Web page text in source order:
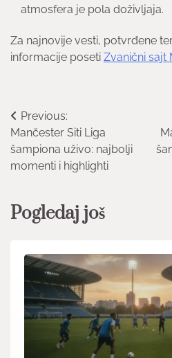
atmosfera je pola doživljaja.
Za najnovije vesti, potvrđene
informacije poseti Zvanični sajt
Post
navigation
Previous:
Mančester Siti Liga
šampiona uživo: najbolji
momenti i highlighti
Pogledaj još